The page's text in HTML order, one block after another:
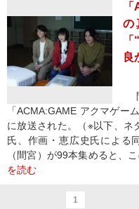
の
良
「ACMA:GAME アクマゲー
に放送された。（※以下、
氏、作画・恵広史氏による
（間宮）が99本集めると、
を読む
1